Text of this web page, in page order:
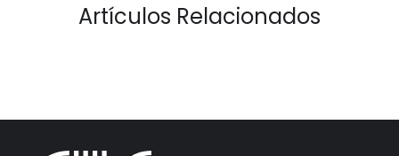
Artículos Relacionados